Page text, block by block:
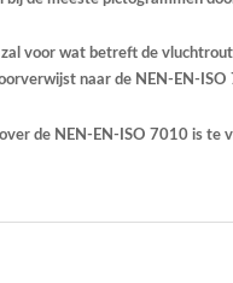
voor wat betreft de
naar de NEN-EN-ISO
de NEN-EN-ISO 7010 is te